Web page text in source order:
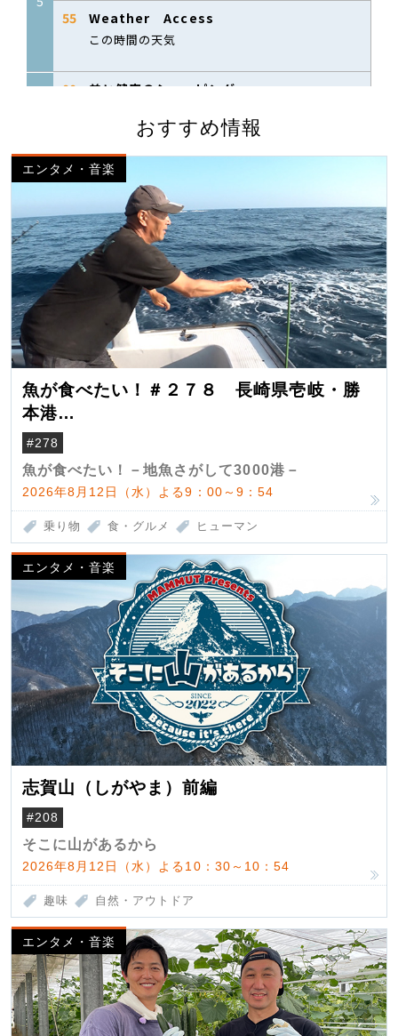
おすすめ情報
エンタメ・音楽
魚が食べたい！＃２７８ 長崎県壱岐・勝
本港
（クロマグロ）
#278
魚が食べたい！－地魚さがして3000港－
2026年8月12日（水）よる9：00～9：54
乗り物 食・グルメ ヒューマン
エンタメ・音楽
志賀山（しがやま）前編
#208
そこに山があるから
2026年8月12日（水）よる10：30～10：54
趣味 自然・アウトドア
エンタメ・音楽